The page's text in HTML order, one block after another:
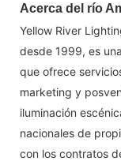
Acerca del río
Yellow River
desde 1999, es
que ofrece
marketing y
iluminación
nacionales de
con los contratos